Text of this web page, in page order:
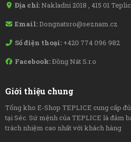
Địa chỉ: Nakladni 2018 , 415 01
Email:Dongnatsro@seznam.cz
Số điện thoại: +420 774 096 982
Facebook:Đồng Nát S.r.o
Giới thiệu chung
Tổng kho E-Shop TEPLICE cung cấp
tại Séc. Sứ mệnh của TEPLICE là đảm
trách nhiệm cao nhất với khách hàng